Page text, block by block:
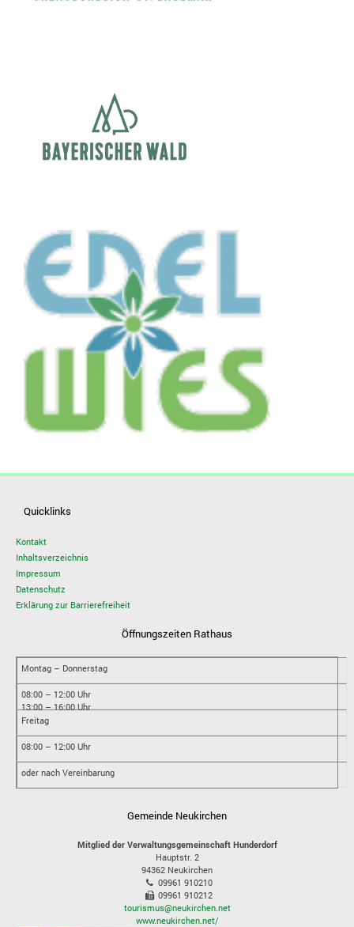
Quicklinks
Kontakt
Inhaltsverzeichnis
Impressum
Datenschutz
Erklärung zur Barrierefreiheit
Öffnungszeiten Rathaus
Montag – Donnerstag
08:00 – 12:00 Uhr
13:00 – 16:00 Uhr
Freitag
08:00 – 12:00 Uhr
oder nach Vereinbarung
Gemeinde Neukirchen
Mitglied der Verwaltungsgemeinschaft Hunderdorf
Hauptstr. 2
94362 Neukirchen
09961 910210
09961 910212
tourismus@neukirchen.net
www.neukirchen.net/